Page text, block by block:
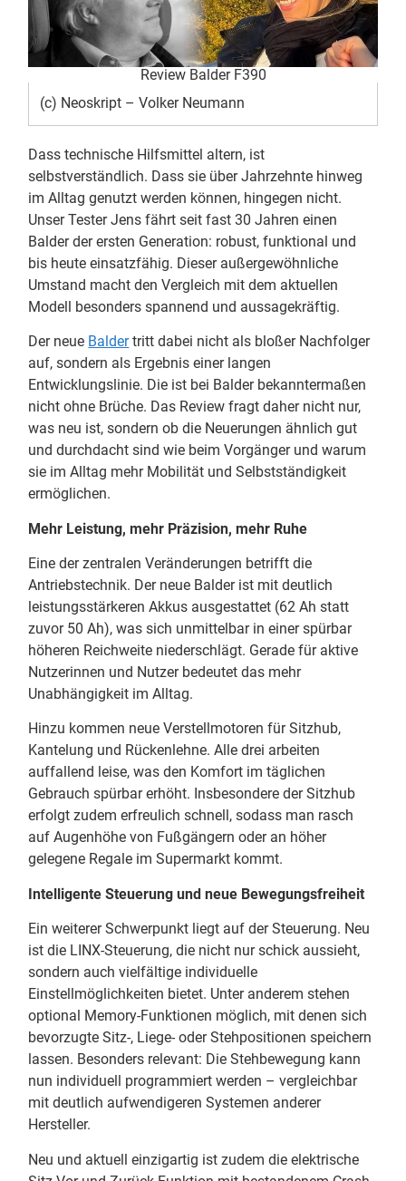
Review Balder F390
(c) Neoskript – Volker Neumann
Dass technische Hilfsmittel altern, ist
selbstverständlich. Dass sie über Jahrzehnte hinweg
im Alltag genutzt werden können, hingegen nicht.
Unser Tester Jens fährt seit fast 30 Jahren einen
Balder der ersten Generation: robust, funktional und
bis heute einsatzfähig. Dieser außergewöhnliche
Umstand macht den Vergleich mit dem aktuellen
Modell besonders spannend und aussagekräftig.
Der neue Baldertritt dabei nicht als bloßer Nachfolger
auf, sondern als Ergebnis einer langen
Entwicklungslinie. Die ist bei Balder bekanntermaßen
nicht ohne Brüche. Das Review fragt daher nicht nur,
was neu ist, sondern ob die Neuerungen ähnlich gut
und durchdacht sind wie beim Vorgänger und warum
sie im Alltag mehr Mobilität und Selbstständigkeit
ermöglichen.
Mehr Leistung, mehr Präzision, mehr Ruhe
Eine der zentralen Veränderungen betrifft die
Antriebstechnik. Der neue Balder ist mit deutlich
leistungsstärkeren Akkus ausgestattet (62 Ah statt
zuvor 50 Ah), was sich unmittelbar in einer spürbar
höheren Reichweite niederschlägt. Gerade für aktive
Nutzerinnen und Nutzer bedeutet das mehr
Unabhängigkeit im Alltag.
Hinzu kommen neue Verstellmotoren für Sitzhub,
Kantelung und Rückenlehne. Alle drei arbeiten
auffallend leise, was den Komfort im täglichen
Gebrauch spürbar erhöht. Insbesondere der Sitzhub
erfolgt zudem erfreulich schnell, sodass man rasch
auf Augenhöhe von Fußgängern oder an höher
gelegene Regale im Supermarkt kommt.
Intelligente Steuerung und neue Bewegungsfreiheit
Ein weiterer Schwerpunkt liegt auf der Steuerung. Neu
ist die LINX-Steuerung, die nicht nur schick aussieht,
sondern auch vielfältige individuelle
Einstellmöglichkeiten bietet. Unter anderem stehen
optional Memory-Funktionen möglich, mit denen sich
bevorzugte Sitz-, Liege- oder Stehpositionen speichern
lassen. Besonders relevant: Die Stehbewegung kann
nun individuell programmiert werden – vergleichbar
mit deutlich aufwendigeren Systemen anderer
Hersteller.
Neu und aktuell einzigartig ist zudem die elektrische